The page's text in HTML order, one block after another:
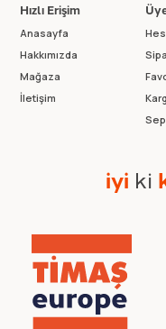
Hızlı Erişim
Anasayfa
Hakkımızda
Mağaza
İletişim
iyi ki